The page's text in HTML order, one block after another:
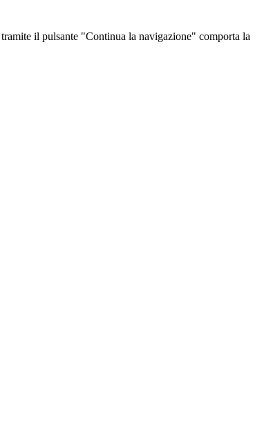
il pulsante "Continua la navigazione" comporta la